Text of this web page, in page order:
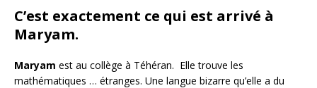
C’est exactement ce qui est arrivé à
Maryam.
Maryam est au collège à Téhéran. Elle trouve les
mathématiques … étranges. Une langue bizarre qu’elle a du